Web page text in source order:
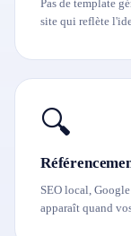
Pas de template
site qui reflète
🔍
SEO local,
apparaît quand